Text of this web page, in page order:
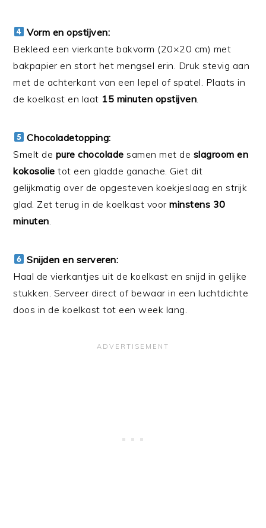
Vorm en opstijven:
Bekleed een vierkante bakvorm (20×20 cm) met
bakpapier en stort het mengsel erin. Druk stevig aan
met de achterkant van een lepel of spatel. Plaats in
de koelkast en laat 15 minuten opstijven
Chocoladetopping:
Smelt de pure chocolade samen met de slagroom en
kokosolie tot een gladde ganache. Giet dit
gelijkmatig over de opgesteven koekjeslaag en strijk
glad. Zet terug in de koelkast voorminstens 30
minuten
Snijden en serveren:
Haal de vierkantjes uit de koelkast en snijd in gelijke
stukken. Serveer direct of bewaar in een luchtdichte
doos in de koelkast tot een week lang.